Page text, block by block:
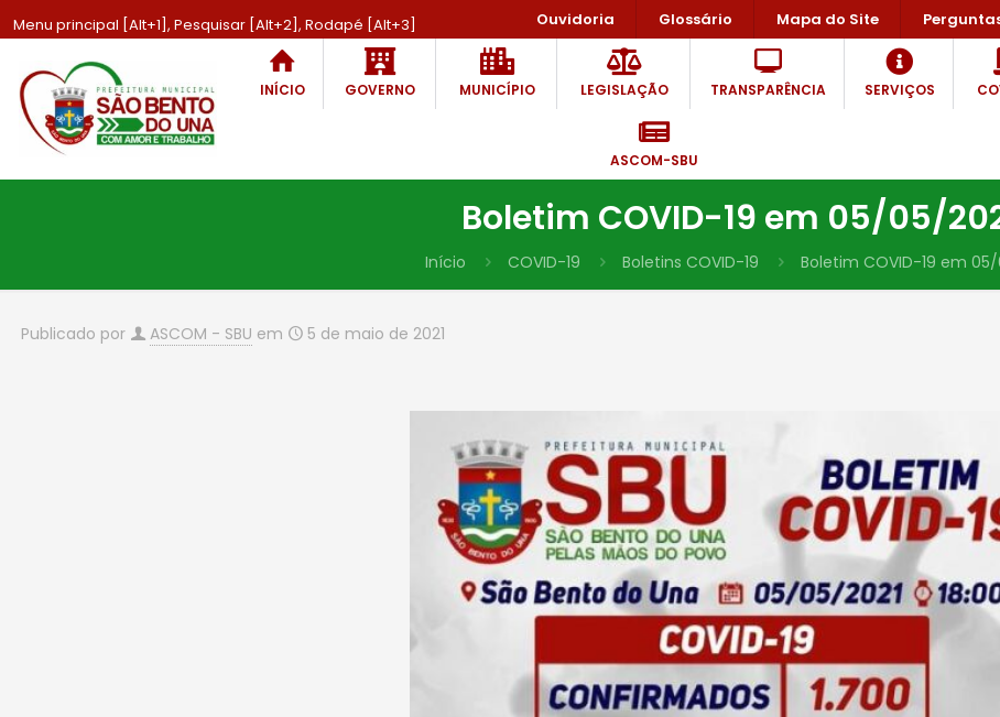
Menu principal [Alt+1], Pesquisar [Alt+2], Rodapé [Alt+3] Ouvidoria Glossário Mapa do Site
INÍCIO GOVERNO MUNICÍPIO LEGISLAÇÃO TRANSPARÊNCIA SERVIÇOS
ASCOM-SBU
Boletim COVID-19 em 05/05/
Início COVID-19 Boletins COVID-19 Boletim COVID-19 em 05/
Publicado por ASCOM - SBU em 5 de maio de 2021